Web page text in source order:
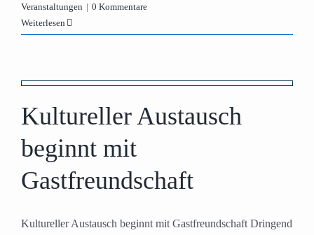
Veranstaltungen | 0 Kommentare
Weiterlesen
Kultureller Austausch
beginnt mit
Gastfreundschaft
Kultureller Austausch beginnt mit Gastfreundschaft Dringend